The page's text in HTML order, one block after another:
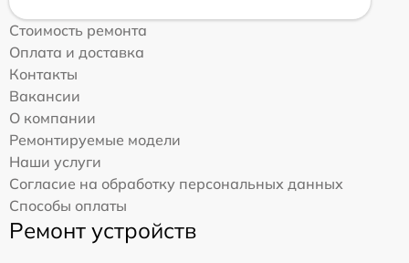
Стоимость ремонта
Оплата и доставка
Контакты
Вакансии
О компании
Ремонтируемые модели
Наши услуги
Согласие на обработку персональных данных
Способы оплаты
Ремонт устройств